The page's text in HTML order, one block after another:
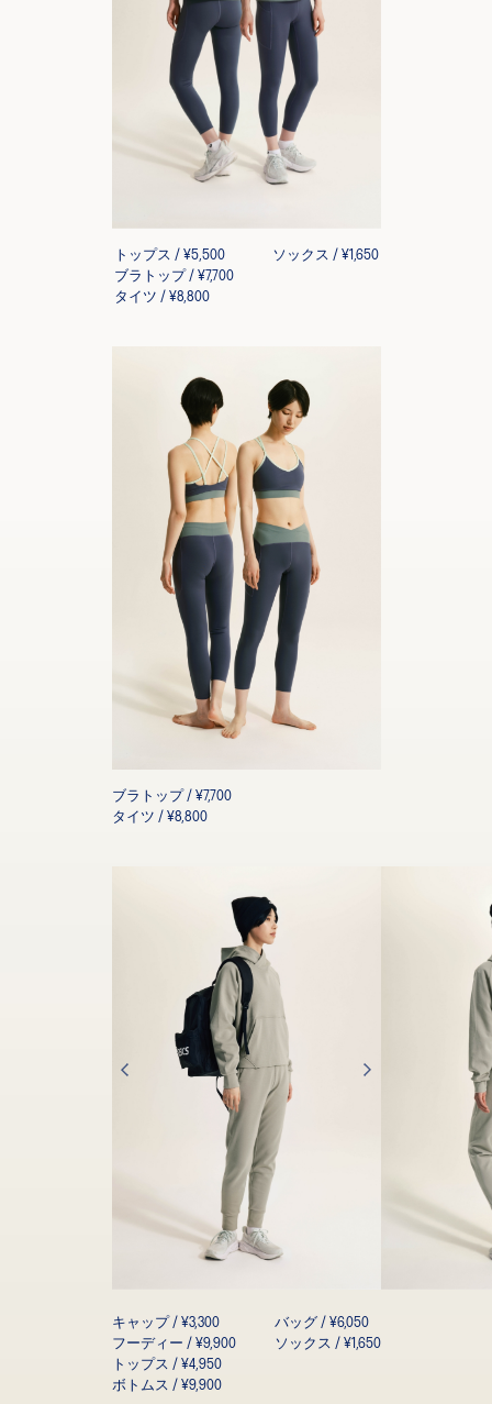
トップス / ¥5,500
ブラトップ / ¥7,700
タイツ / ¥8,800
ソックス / ¥1,650
ブラトップ / ¥7,700
タイツ / ¥8,800
キャップ / ¥3,300
フーディー / ¥9,900
トップス / ¥4,950
ボトムス / ¥9,900
バッグ / ¥6,050
ソックス / ¥1,650